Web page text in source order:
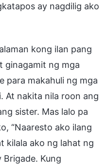
ay nagdilig ako
kong ilan pang
ginagamit ng mga
para makahuli ng mga
At nakita nila roon ang
sister. Mas lalo pa
“Naaresto ako ilang
kilala ako ng lahat ng
Kung